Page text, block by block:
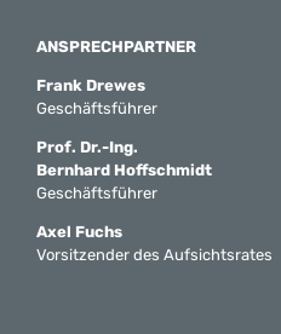
ANSPRECHPARTNER
Frank Drewes
Geschäftsführer
Prof. Dr.-Ing.
Bernhard Hoffschmidt
Geschäftsführer
Axel Fuchs
Vorsitzender des Aufsichtsrates